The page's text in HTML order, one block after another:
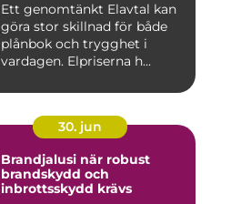
Ett genomtänkt Elavtal kan
göra stor skillnad för både
plånbok och trygghet i
vardagen. Elpriserna h...
30. jun
Brandjalusi när robust
brandskydd och
inbrottsskydd krävs